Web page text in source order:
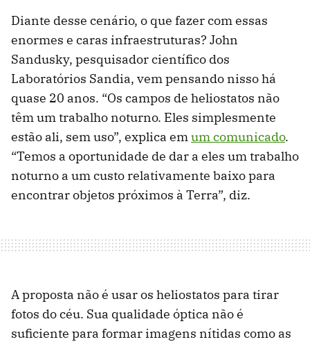
Diante desse cenário, o que fazer com essas
enormes e caras infraestruturas? John
Sandusky, pesquisador científico dos
Laboratórios Sandia, vem pensando nisso há
quase 20 anos. “Os campos de heliostatos não
têm um trabalho noturno. Eles simplesmente
estão ali, sem uso”, explica emum comunicado.
“Temos a oportunidade de dar a eles um trabalho
noturno a um custo relativamente baixo para
encontrar objetos próximos à Terra”, diz.
A proposta não é usar os heliostatos para tirar
fotos do céu. Sua qualidade óptica não é
suficiente para formar imagens nítidas como as